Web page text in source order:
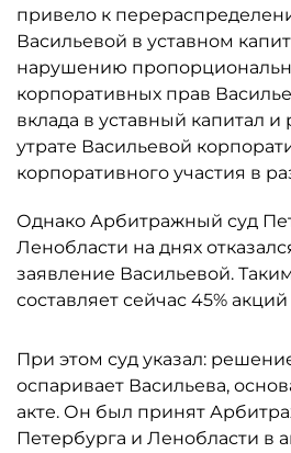
привело к
Васильевой в уставном
нарушению
корпоративных прав
вклада в уставный капитал
утрате Васильевой
корпоративного участия в
Однако Арбитражный суд
Ленобласти на днях
заявление Васильевой.
составляет сейчас 45%
При этом суд указал:
оспаривает Васильева,
акте. Он был принят
Петербурга и Ленобласти в